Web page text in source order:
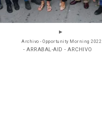
Archivo - Opportunity Morning 2022
- ARRABAL-AID - ARCHIVO